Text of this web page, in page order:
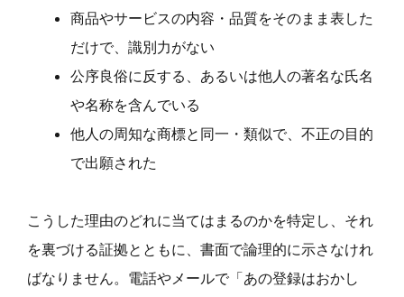
商品やサービスの内容・品質をそのまま表した
だけで、識別力がない
公序良俗に反する、あるいは他人の著名な氏名
や名称を含んでいる
他人の周知な商標と同一・類似で、不正の目的
で出願された
こうした理由のどれに当てはまるのかを特定し、それ
を裏づける証拠とともに、書面で論理的に示さなけれ
ばなりません。電話やメールで「あの登録はおかし